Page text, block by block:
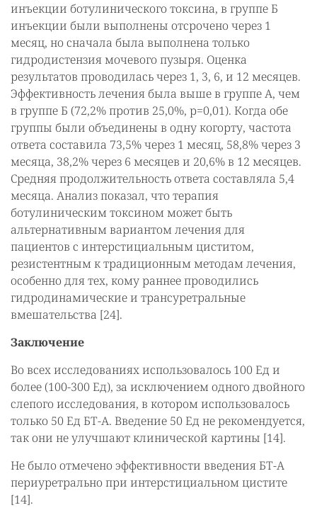
инъекции ботулинического токсина, в группе Б
инъекции были выполнены отсрочено через 1
месяц, но сначала была выполнена только
гидродистензия мочевого пузыря. Оценка
результатов проводилась через 1, 3, 6, и 12 месяцев.
Эффективность лечения была выше в группе А, чем
в группе Б (72,2% против 25,0%, р=0,01). Когда обе
группы были объединены в одну когорту, частота
ответа составила 73,5% через 1 месяц, 58,8% через 3
месяца, 38,2% через 6 месяцев и 20,6% в 12 месяцев.
Средняя продолжительность ответа составляла 5,4
месяца. Анализ показал, что терапия
ботулиническим токсином может быть
альтернативным вариантом лечения для
пациентов с интерстициальным циститом,
резистентным к традиционным методам лечения,
особенно для тех, кому раннее проводились
гидродинамические и трансуретральные
вмешательства [24].
Заключение
Во всех исследованиях использовалось 100 Ед и
более (100-300 Ед), за исключением одного двойного
слепого исследования, в котором использовалось
только 50 Ед БТ-А. Введение 50 Ед не рекомендуется,
так они не улучшают клинической картины [14].
Не было отмечено эффективности введения БТ-А
периуретрально при интерстициальном цистите
[14].